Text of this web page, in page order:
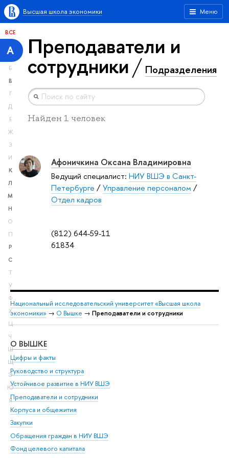
Меню
Высшая школа экономики
ВСЕ
А
Б
В
Г
Д
Е
Ж
З
И
К
Л
М
Н
О
П
Р
С
Т
У
Ф
Х
Ц
Ч
Ш
Щ
Э
Ю
Я
Преподаватели и
сотрудники Подразделения
Найден 1 человек
(812) 644-59-11
61834
Афоничкина Оксана Владимировна
Ведущий специалист: НИУ ВШЭ в Санкт-
Петербурге /Управление персоналом /
Отдел кадров
Национальный исследовательский университет «Высшая школа
экономики» → О Вышке → Преподаватели и сотрудники
О ВЫШКЕ
Цифры и факты
Руководство и структура
Устойчивое развитие в НИУ ВШЭ
Преподаватели и сотрудники
Корпуса и общежития
Закупки
Обращения граждан в НИУ ВШЭ
Фонд целевого капитала